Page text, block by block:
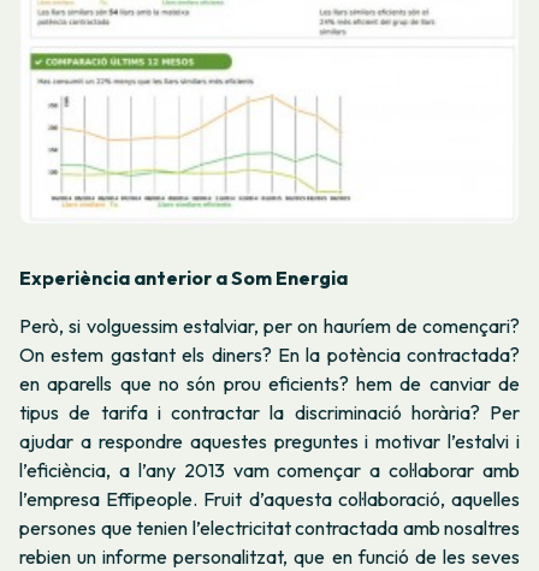
Experiència anterior a Som Energia
Però, si volguessim estalviar, per on hauríem de començari?
On estem gastant els diners? En la potència contractada?
en aparells que no són prou eficients? hem de canviar de
tipus de tarifa i contractar la discriminació horària? Per
ajudar a respondre aquestes preguntes i motivar l’estalvi i
l’eficiència, a l’any 2013 vam començar a col·laborar amb
l’empresa Effipeople. Fruit d’aquesta col·laboració, aquelles
persones que tenien l’electricitat contractada amb nosaltres
rebien un informe personalitzat, que en funció de les seves